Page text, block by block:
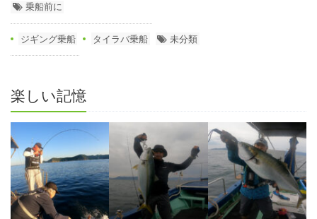
乗船前に
ジギング乗船 タイラバ乗船 未分類
楽しい記憶